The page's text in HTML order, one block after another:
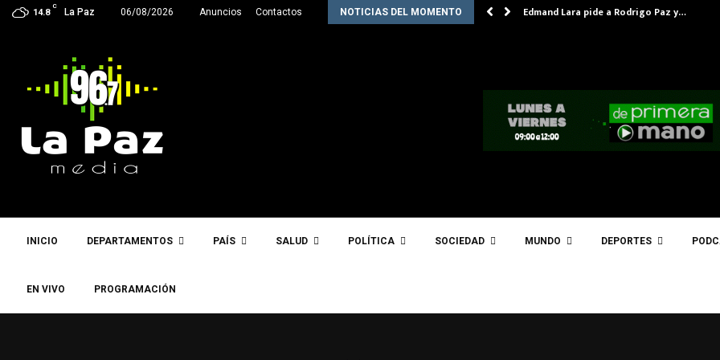
14.8
C
La Paz 06/08/2026 Anuncios Contactos NOTICIAS DEL MOMENTO
La próxima semana, Paz enviará a la… Edmand Lara pide a Rodrigo Paz y…
INICIO DEPARTAMENTOS PAÍS SALUD POLÍTICA SOCIEDAD MUNDO DEPORTES
EN VIVO PROGRAMACIÓN